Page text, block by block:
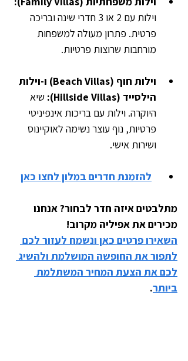
וילות עם 2 או 3 חדרי שינה ובריכה
פרטית. פתרון מעולה למשפחות
מורחבות שרוצות פרטיות.
וילות חוף (Beach Villas) ו-וילות
הילסייד (Hillside Villas):
שיא
היוקרה. וילות עם בריכות אינפיניטי
פרטיות, נוף עוצר נשימה לאוקיינוס
ושירות אישי.
להזמנת חדרים במלון לחצו כאן
מתלבטים איזה חדר לבחור? אנחנו
מכירים את אפיליה מקרוב!
השאירו פרטים כאן ונשמח לעזור לכם
לתפור את החופשה המושלמת ולהשיג
לכם את הצעת המחיר המשתלמת
ביותר.